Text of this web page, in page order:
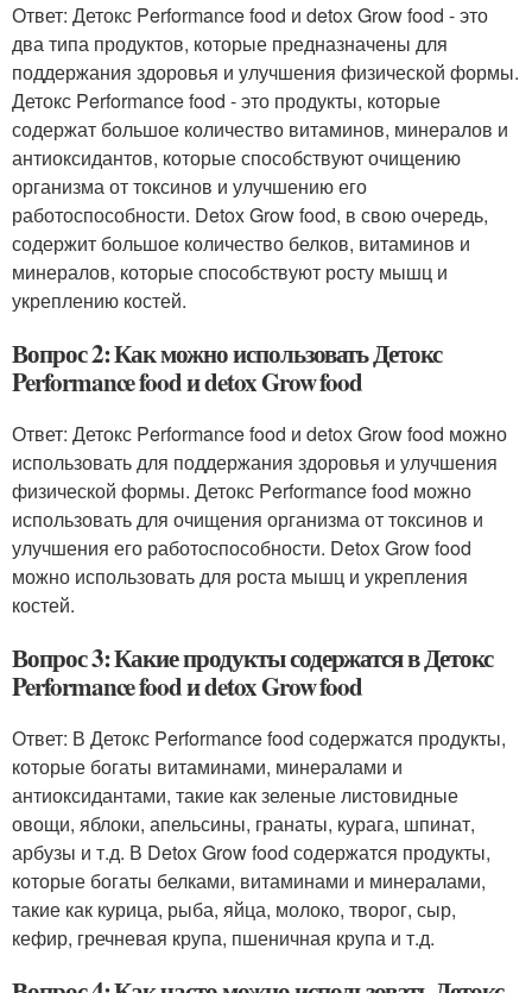
Ответ: Детокс Performance food и detox Grow food - это
два типа продуктов, которые предназначены для
поддержания здоровья и улучшения физической формы.
Детокс Performance food - это продукты, которые
содержат большое количество витаминов, минералов и
антиоксидантов, которые способствуют очищению
организма от токсинов и улучшению его
работоспособности. Detox Grow food, в свою очередь,
содержит большое количество белков, витаминов и
минералов, которые способствуют росту мышц и
укреплению костей.
Вопрос 2: Как можно использовать Детокс
Performance food и detox Grow food
Ответ: Детокс Performance food и detox Grow food можно
использовать для поддержания здоровья и улучшения
физической формы. Детокс Performance food можно
использовать для очищения организма от токсинов и
улучшения его работоспособности. Detox Grow food
можно использовать для роста мышц и укрепления
костей.
Вопрос 3: Какие продукты содержатся в Детокс
Performance food и detox Grow food
Ответ: В Детокс Performance food содержатся продукты,
которые богаты витаминами, минералами и
антиоксидантами, такие как зеленые листовидные
овощи, яблоки, апельсины, гранаты, курага, шпинат,
арбузы и т.д. В Detox Grow food содержатся продукты,
которые богаты белками, витаминами и минералами,
такие как курица, рыба, яйца, молоко, творог, сыр,
кефир, гречневая крупа, пшеничная крупа и т.д.